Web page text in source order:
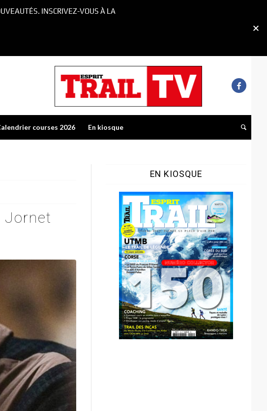
courses 2026 En kiosque
Jornet
EN KIOSQUE
INSCRIVEZ-VOUS À LA